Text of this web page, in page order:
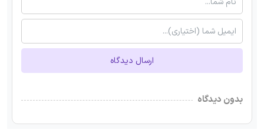
ارسال دیدگاه
بدون دیدگاه